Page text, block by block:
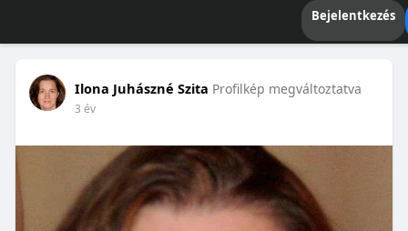
Bejelentkezés
Ilona Juhászné Szita Profilkép megváltoztatva
3 év